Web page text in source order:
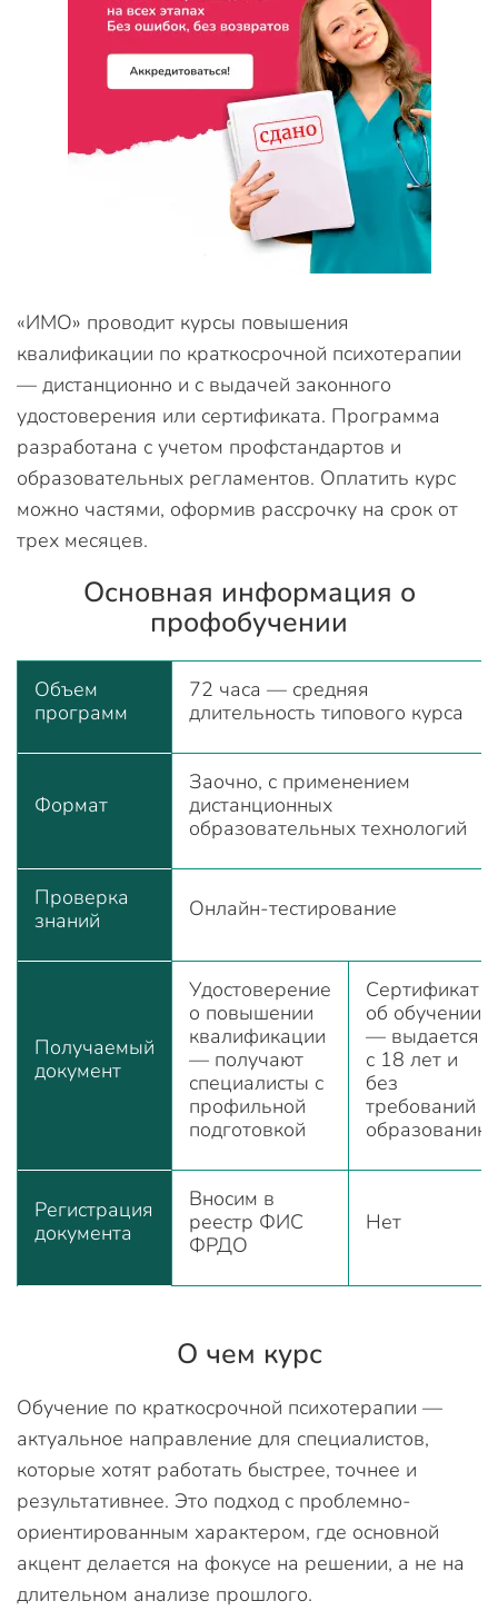
«ИМО» проводит курсы повышения
квалификации по краткосрочной психотерапии
— дистанционно и с выдачей законного
удостоверения или сертификата. Программа
разработана с учетом профстандартов и
образовательных регламентов. Оплатить курс
можно частями, оформив рассрочку на срок от
трех месяцев.
Основная информация о
профобучении
Объем
программ
72 часа — средняя
длительность типового курса
Формат
Заочно, с применением
дистанционных
образовательных технологий
Проверка
знаний
Онлайн-тестирование
Получаемый
документ
Удостоверение
о повышении
квалификации
— получают
специалисты с
профильной
подготовкой
Сертификат
об обучении
— выдается
с 18 лет и
без
требований к
образованию
Регистрация
документа
Вносим в
реестр ФИС
ФРДО
Нет
О чем курс
Обучение по краткосрочной психотерапии —
актуальное направление для специалистов,
которые хотят работать быстрее, точнее и
результативнее. Это подход с проблемно-
ориентированным характером, где основной
акцент делается на фокусе на решении, а не на
длительном анализе прошлого.